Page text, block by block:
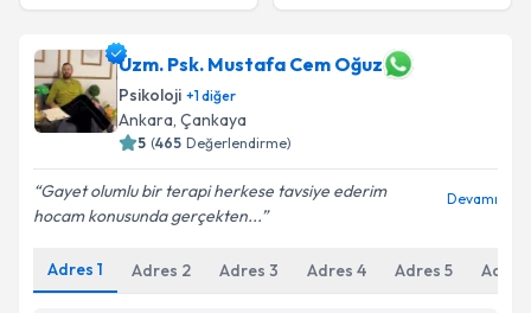
Uzm. Psk. Mustafa Cem Oğuz
Psikoloji +1diğer
Ankara, Çankaya
5 (465 Değerlendirme)
Gayet olumlu bir terapi herkese tavsiye ederim
hocam konusunda gerçekten...
Devamı
Adres 1 Adres 2 Adres 3 Adres 4 Adres 5 Adres